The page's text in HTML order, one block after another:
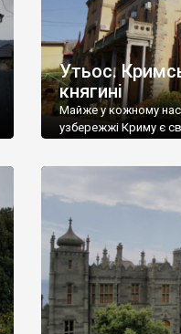
Утьос.
княгині
Майже у кожному
узбережжі Криму є